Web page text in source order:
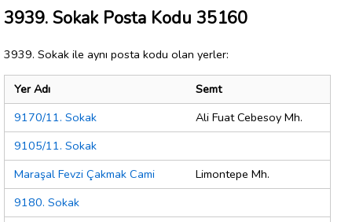
3939. Sokak Posta Kodu 35160
3939. Sokak ile aynı posta kodu olan yerler:
Yer Adı
Semt
9170/11. Sokak
Ali Fuat Cebesoy Mh.
9105/11. Sokak
Maraşal Fevzi Çakmak Cami
Limontepe Mh.
9180. Sokak